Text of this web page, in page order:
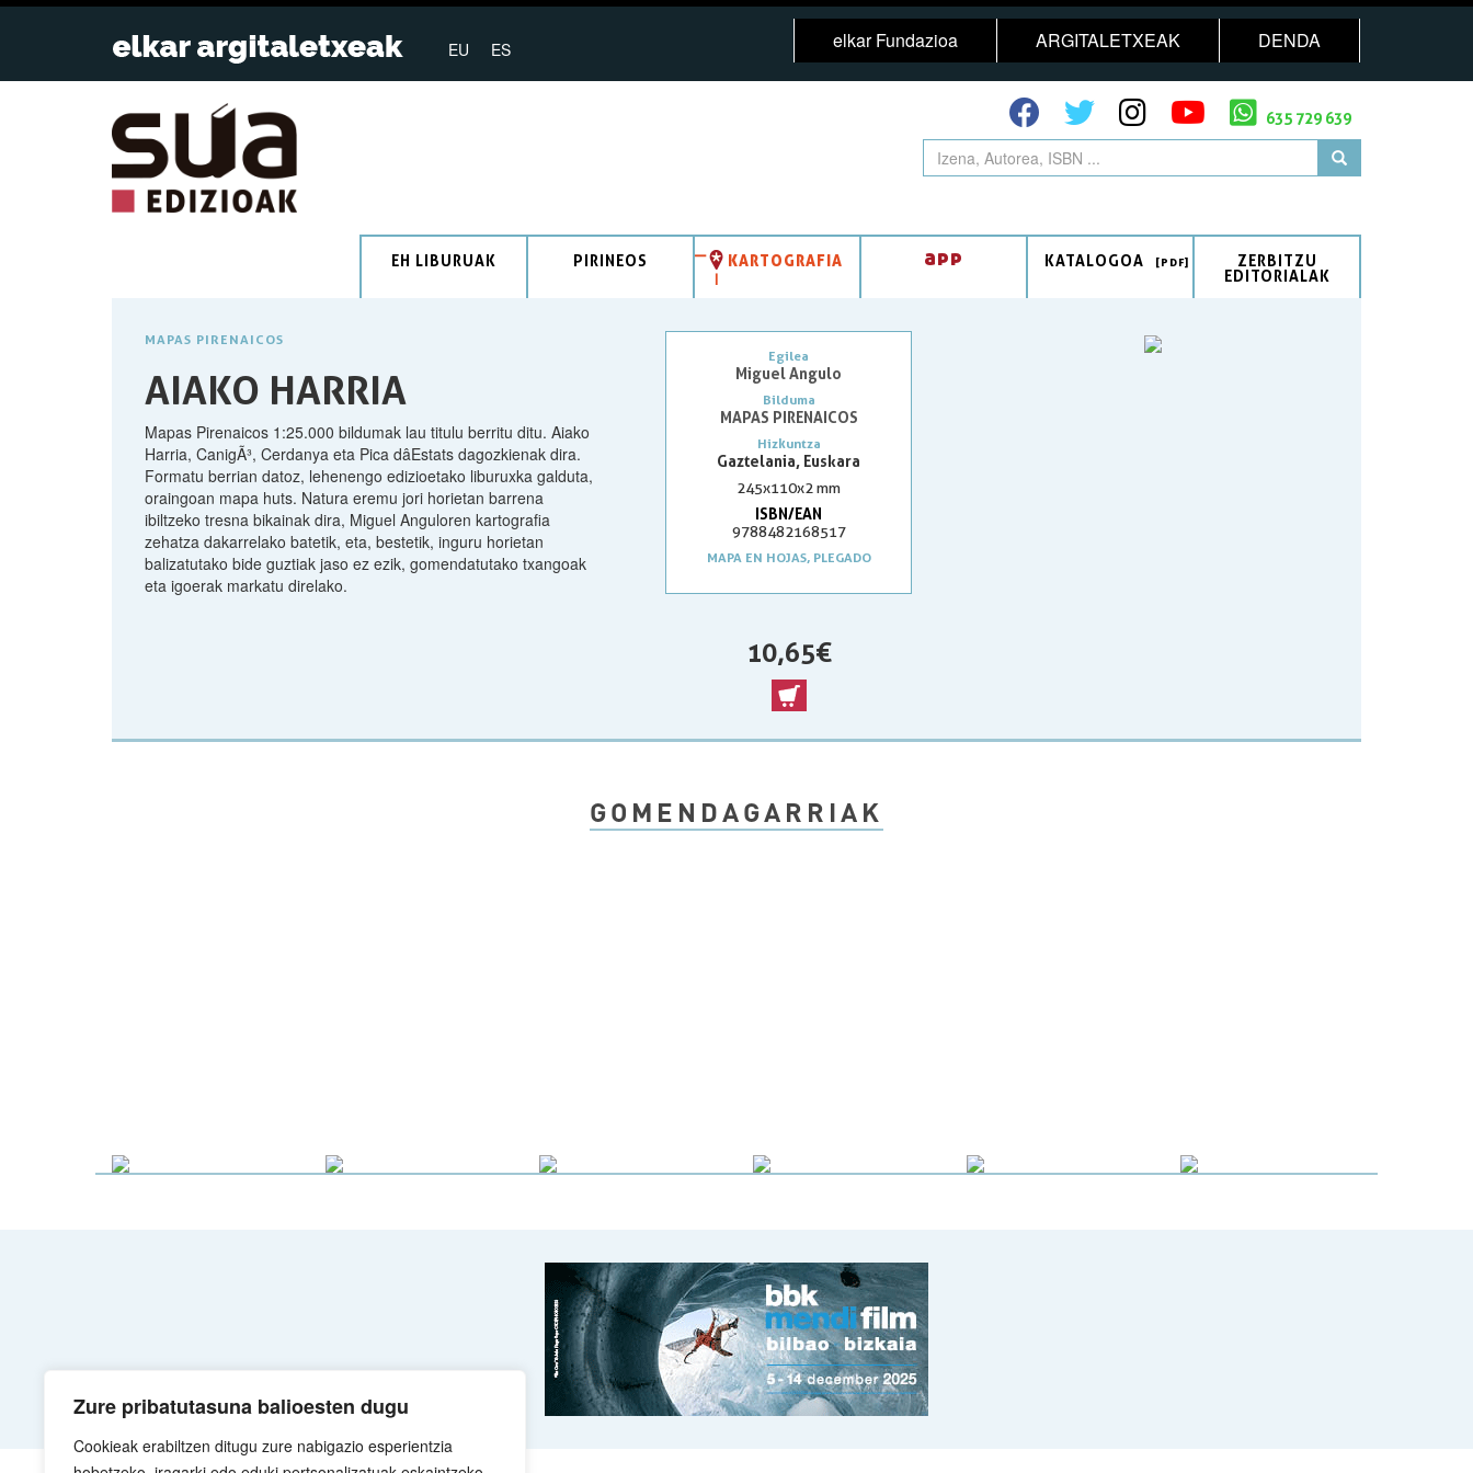
Zure pribatutasuna balioesten dugu
Cookieak erabiltzen ditugu zure nabigazio esperientzia
EU ES elkar Fundazioa ARGITALETXEAK DENDA
635 729 639
EH LIBURUAK PIRINEOS KARTOGRAFIA app KATALOGOA
ZERBITZU
EDITORIALAK
MAPAS PIRENAICOS
AIAKO HARRIA
Mapas Pirenaicos 1:25.000 bildumak lau titulu berritu ditu. Aiako
Harria, CanigÃ³, Cerdanya eta Pica dâEstats dagozkienak dira.
Formatu berrian datoz, lehenengo edizioetako liburuxka galduta,
oraingoan mapa huts. Natura eremu jori horietan barrena
ibiltzeko tresna bikainak dira, Miguel Anguloren kartografia
zehatza dakarrelako batetik, eta, bestetik, inguru horietan
balizatutako bide guztiak jaso ez ezik, gomendatutako txangoak
eta igoerak markatu direlako.
Egilea
Miguel Angulo
Bilduma
MAPAS PIRENAICOS
Hizkuntza
Gaztelania, Euskara
245x110x2 mm
ISBN/EAN
9788482168517
MAPA EN HOJAS, PLEGADO
10,65 €
GOMENDAGARRIAK